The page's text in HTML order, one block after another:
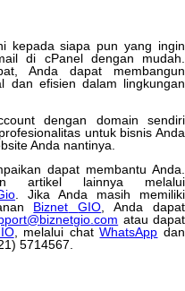
kepada siapa pun yang ingin
di cPanel dengan mudah
Anda dapat
membangun
dan efisien dalam lingkungan
dengan domain
sendiri
profesionalitas untuk bisnis Anda
Anda nantinya
dapat membantu Anda
artikel lainnya
melalui
Jika Anda masih
memiliki
Biznet GIO Anda
dapat
@biznetgio .com atau dapat
, melalui chat WhatsApp dan
) 5714567